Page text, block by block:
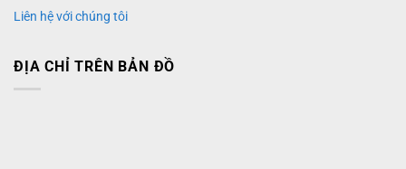
Liên hệ với chúng tôi
ĐỊA CHỈ TRÊN BẢN ĐỒ